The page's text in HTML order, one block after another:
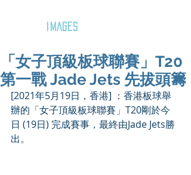
IMAGES
「女子頂級板球聯賽」T20
第一戰 Jade Jets 先拔頭籌
[2021年5月19日，香港] ：香港板球舉
辦的「女子頂級板球聯賽」T20剛於今
日 (19日) 完成賽事，最終由Jade Jets勝
出。